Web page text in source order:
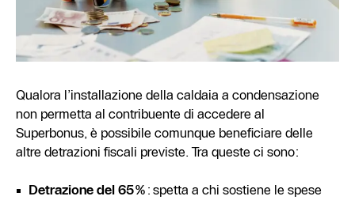
Qualora l’installazione della caldaia a condensazione
non permetta al contribuente di accedere al
Superbonus, è possibile comunque beneficiare delle
altre detrazioni fiscali previste. Tra queste ci sono:
Detrazione del 65% : spetta a chi sostiene le spese